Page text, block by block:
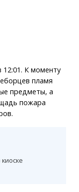
К моменту
пламя
предметы, а
пожара